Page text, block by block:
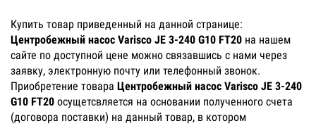
Купить товар приведенный на данной странице:
Центробежный насос Varisco JE 3-240 G10 FT20 на нашем
сайте по доступной цене можно связавшись с нами через
заявку, электронную почту или телефонный звонок.
Приобретение товара Центробежный насос Varisco JE 3-240
G10 FT20 осущетсвляется на основании полученного счета
(договора поставки) на данный товар, в котором